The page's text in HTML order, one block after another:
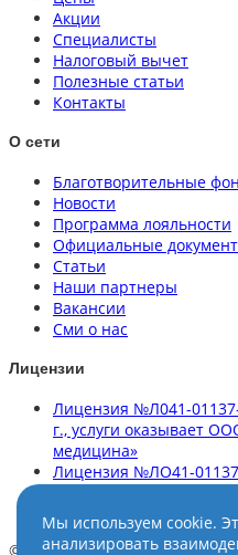
Акции
Специалисты
Налоговый вычет
Полезные статьи
Контакты
О сети
Благотворительные
Новости
Программа лояльности
Официальные
Статьи
Наши партнеры
Вакансии
Сми о нас
Лицензии
Лицензия №Л041-
г., услуги оказывает
медицина»
Лицензия №ЛО41-
позвоночника»
© НейроСпектр, 2025. Все
Мы используем cookie.
анализировать